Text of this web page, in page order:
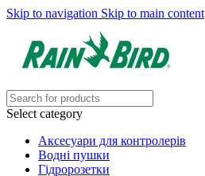
Skip to navigation Skip to main content
Select category
Аксесуари для контролерів
Водні пушки
Гідророзетки